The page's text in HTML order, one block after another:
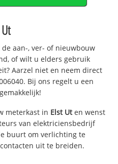
aan-, ver- of nieuwbouw
of wilt u elders gebruik
Aarzel niet en neem direct
Bij ons regelt u een
meterkast in Elst Uten wenst
van elektriciensbedrijf
buurt om verlichting te
uit te breiden.